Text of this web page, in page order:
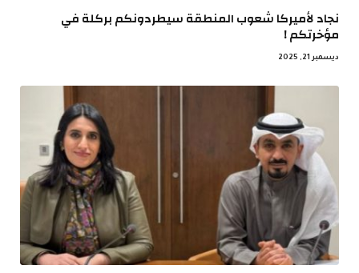
نجاد لأميركا شعوب المنطقة سيطردونكم بركلة في
مؤخرتكم !
ديسمبر 21, 2025